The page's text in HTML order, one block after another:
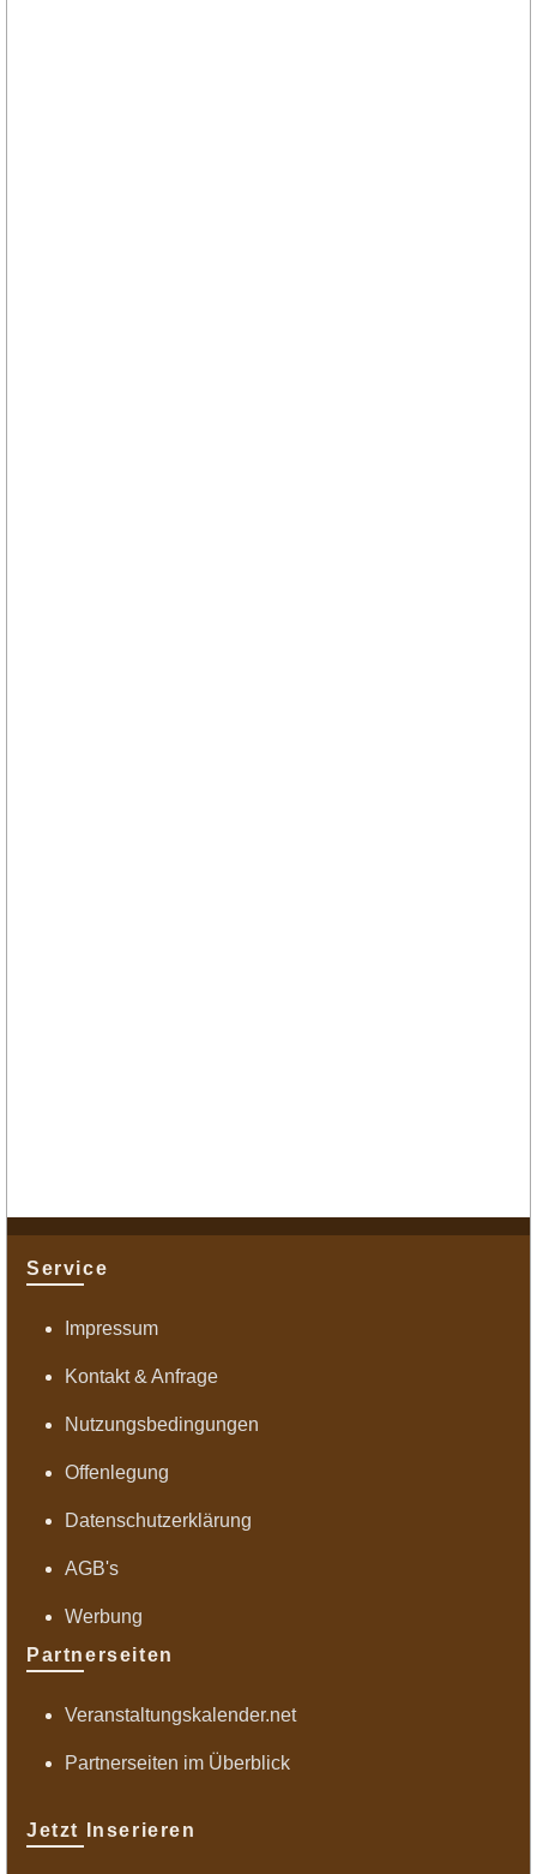
Service
Impressum
Kontakt & Anfrage
Nutzungsbedingungen
Offenlegung
Datenschutzerklärung
AGB's
Werbung
Partnerseiten
Veranstaltungskalender.net
Partnerseiten im Überblick
Jetzt Inserieren